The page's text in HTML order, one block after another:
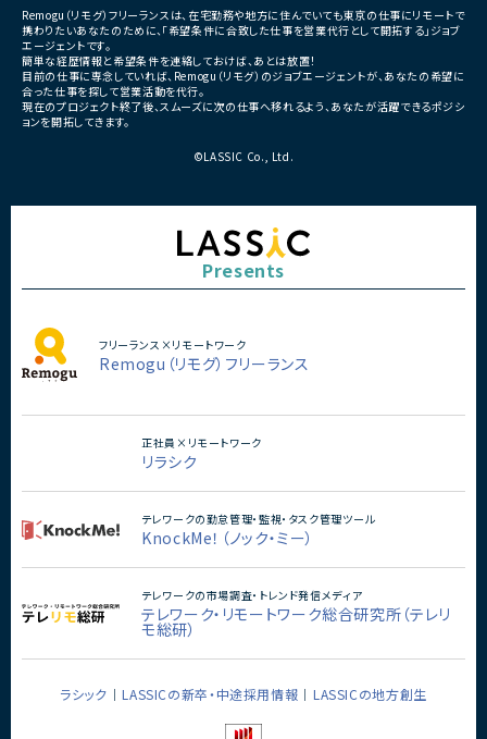
Remogu（リモグ）フリーランスは、在宅勤務や地方に住んでいても東京の仕事にリモートで
携わりたいあなたのために、「希望条件に合致した仕事を営業代行として開拓する」ジョブ
エージェントです。
簡単な経歴情報と希望条件を連絡しておけば、あとは放置！
目前の仕事に専念していれば、Remogu（リモグ）のジョブエージェントが、あなたの希望に
合った仕事を探して営業活動を代行。
現在のプロジェクト終了後、スムーズに次の仕事へ移れるよう、あなたが活躍できるポジシ
ョンを開拓してきます。
©LASSIC Co., Ltd.
Presents
フリーランス×リモートワーク
Remogu（リモグ）フリーランス
正社員×リモートワーク
リラシク
テレワークの勤怠管理・監視・タスク管理ツール
KnockMe！（ノック・ミー）
テレワークの市場調査・トレンド発信メディア
テレワーク・リモートワーク総合研究所（テレリ
モ総研）
ラシック LASSICの新卒・中途採用情報 LASSICの地方創生